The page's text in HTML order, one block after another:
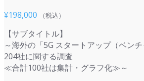
¥198,000 （税込）
【サブタイトル】
～海外の「5G スタートアップ（ベン
204社に関する調査
≪合計100社は集計・グラフ化≫～